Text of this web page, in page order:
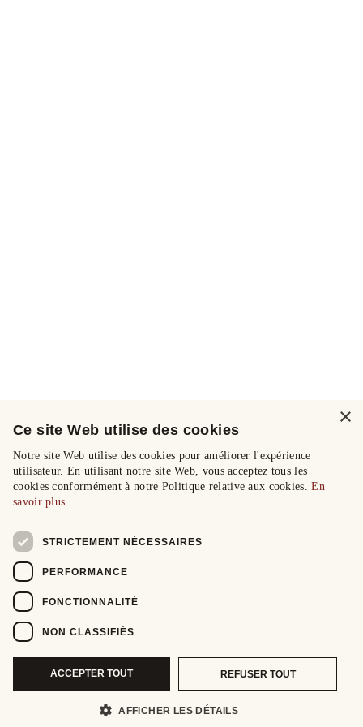
×
Ce site Web utilise des cookies
Notre site Web utilise des cookies pour améliorer l'expérience
utilisateur. En utilisant notre site Web, vous acceptez tous les
cookies conformément à notre Politique relative aux cookies.En
savoir plus
STRICTEMENT NÉCESSAIRES
PERFORMANCE
FONCTIONNALITÉ
NON CLASSIFIÉS
ACCEPTER TOUT REFUSER TOUT
AFFICHER LES DÉTAILS